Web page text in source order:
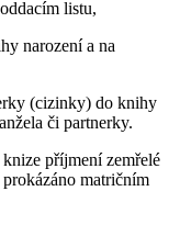
listu,
narození a na
(cizinky) do knihy
či partnerky.
příjmení zemřelé
matričním